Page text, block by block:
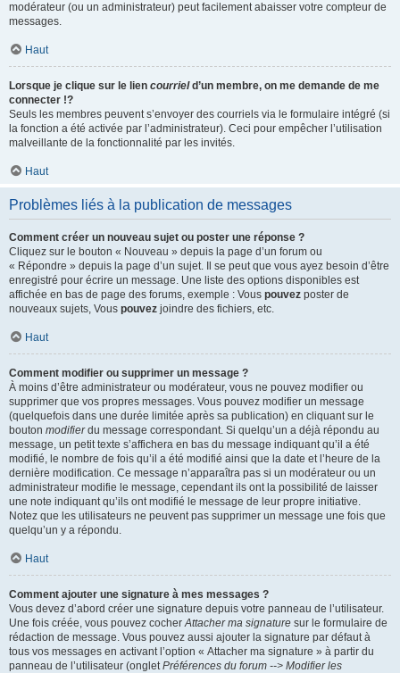
modérateur (ou un administrateur) peut facilement abaisser votre compteur de
messages.
Haut
Lorsque je clique sur le lien courrield’un membre, on me demande de me
connecter !?
Seuls les membres peuvent s’envoyer des courriels via le formulaire intégré (si
la fonction a été activée par l’administrateur). Ceci pour empêcher l’utilisation
malveillante de la fonctionnalité par les invités.
Haut
Problèmes liés à la publication de messages
Comment créer un nouveau sujet ou poster une réponse ?
Cliquez sur le bouton « Nouveau » depuis la page d’un forum ou
« Répondre » depuis la page d’un sujet. Il se peut que vous ayez besoin d’être
enregistré pour écrire un message. Une liste des options disponibles est
affichée en bas de page des forums, exemple : Vous pouvez poster de
nouveaux sujets, Vous pouvez joindre des fichiers, etc.
Haut
Comment modifier ou supprimer un message ?
À moins d’être administrateur ou modérateur, vous ne pouvez modifier ou
supprimer que vos propres messages. Vous pouvez modifier un message
(quelquefois dans une durée limitée après sa publication) en cliquant sur le
bouton modifierdu message correspondant. Si quelqu’un a déjà répondu au
message, un petit texte s’affichera en bas du message indiquant qu’il a été
modifié, le nombre de fois qu’il a été modifié ainsi que la date et l’heure de la
dernière modification. Ce message n’apparaîtra pas si un modérateur ou un
administrateur modifie le message, cependant ils ont la possibilité de laisser
une note indiquant qu’ils ont modifié le message de leur propre initiative.
Notez que les utilisateurs ne peuvent pas supprimer un message une fois que
quelqu’un y a répondu.
Haut
Comment ajouter une signature à mes messages ?
Vous devez d’abord créer une signature depuis votre panneau de l’utilisateur.
Une fois créée, vous pouvez cocherAttacher ma signature sur le formulaire de
rédaction de message. Vous pouvez aussi ajouter la signature par défaut à
tous vos messages en activant l’option « Attacher ma signature » à partir du
panneau de l’utilisateur (ongletPréférences du forum --> Modifier les